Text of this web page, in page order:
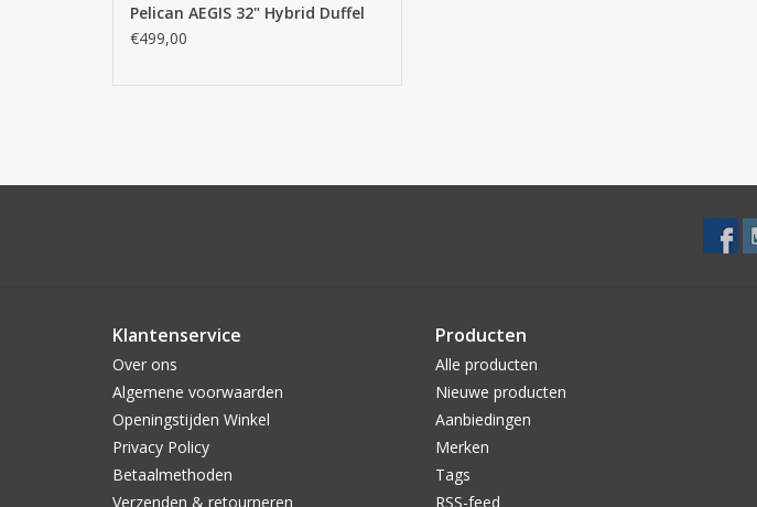
Pelican AEGIS 32" Hybrid Duffel
€499,00
Klantenservice
Over ons
Algemene voorwaarden
Openingstijden Winkel
Privacy Policy
Betaalmethoden
Verzenden & retourneren
Producten
Alle producten
Nieuwe producten
Aanbiedingen
Merken
Tags
RSS-feed